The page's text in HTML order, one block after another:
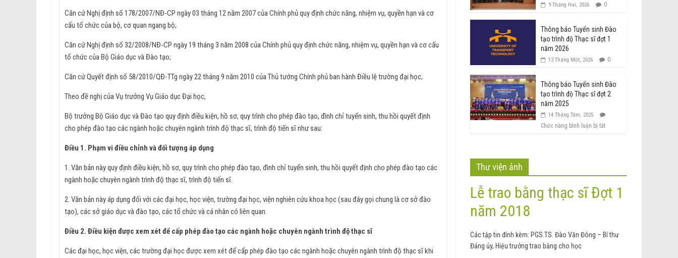
Căn cứ Nghị định số 178/2007/NĐ-CP ngày 03 tháng 12 năm 2007 của Chính phủ quy định chức năng, nhiệm vụ, quyền hạn và cơ
cấu tổ chức của bộ, cơ quan ngang bộ;
Căn cứ Nghị định số 32/2008/NĐ-CP ngày 19 tháng 3 năm 2008 của Chính phủ quy định chức năng, nhiệm vụ, quyền hạn và cơ cấu
tổ chức của Bộ Giáo dục và Đào tạo;
Căn cứ Quyết định số 58/2010/QĐ-TTg ngày 22 tháng 9 năm 2010 của Thủ tướng Chính phủ ban hành Điều lệ trường đại học;
Theo đề nghị của Vụ trưởng Vụ Giáo dục Đại học,
Bộ trưởng Bộ Giáo dục và Đào tạo quy định điều kiện, hồ sơ, quy trình cho phép đào tạo, đình chỉ tuyển sinh, thu hồi quyết định
cho phép đào tạo các ngành hoặc chuyên ngành trình độ thạc sĩ, trình độ tiến sĩ như sau:
Điều 1. Phạm vi điều chỉnh và đối tượng áp dụng
1. Văn bản này quy định điều kiện, hồ sơ, quy trình cho phép đào tạo, đình chỉ tuyển sinh, thu hồi quyết định cho phép đào tạo các
ngành hoặc chuyên ngành trình độ thạc sĩ, trình độ tiến sĩ.
2. Văn bản này áp dụng đối với các đại học, học viện, trường đại học, viện nghiên cứu khoa học (sau đây gọi chung là cơ sở đào
tạo), các sở giáo dục và đào tạo, các tổ chức và cá nhân có liên quan.
Điều 2. Điều kiện được xem xét để cấp phép đào tạo các ngành hoặc chuyên ngành trình độ thạc sĩ
Các đại học, học viện, các trường đại học được xem xét để cấp phép đào tạo các ngành hoặc chuyên ngành trình độ thạc sĩ khi
9 Tháng Hai, 2026 0
Thông báo Tuyển sinh Đào
tạo trình độ Thạc sĩ đợt 1
năm 2026
13 Tháng Một, 2026 0
Thông báo Tuyển sinh Đào
tạo trình độ Thạc sĩ đợt 2
năm 2025
14 Tháng Tám, 2025
Chức năng bình luận bị tắt
Thư viện ảnh
Lễ trao bằng thạc sĩ Đợt 1
năm 2018
Các tập tin đính kèm: PGS.TS. Đào Văn Đông – Bí thư
Đảng ủy, Hiệu trưởng trao bằng cho học